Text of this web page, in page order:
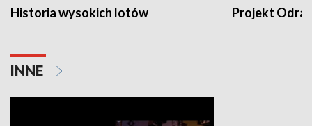
Historia wysokich lotów Projekt Odra
INNE